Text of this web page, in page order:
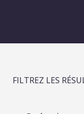
FILTREZ LES